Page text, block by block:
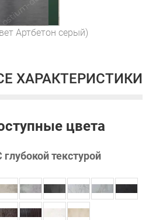
Артбетон серый)
ХАРАКТЕРИСТИКИ
цвета
глубокой текстурой